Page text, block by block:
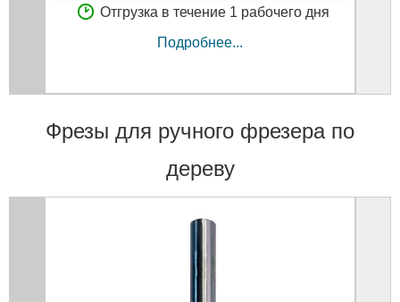
Отгрузка в течение 1 рабочего дня
Подробнее...
Фрезы для ручного фрезера по
дереву